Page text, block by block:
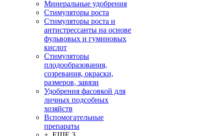
Минеральные удобрения
Стимуляторы роста
Стимуляторы роста и
антистрессанты на основе
фульвовых и гуминовых
кислот
Стимуляторы
плодообразования,
созревания, окраски,
размеров, завязи
Удобрения фасовкой для
личных подсобных
хозяйств
Вспомогательные
препараты